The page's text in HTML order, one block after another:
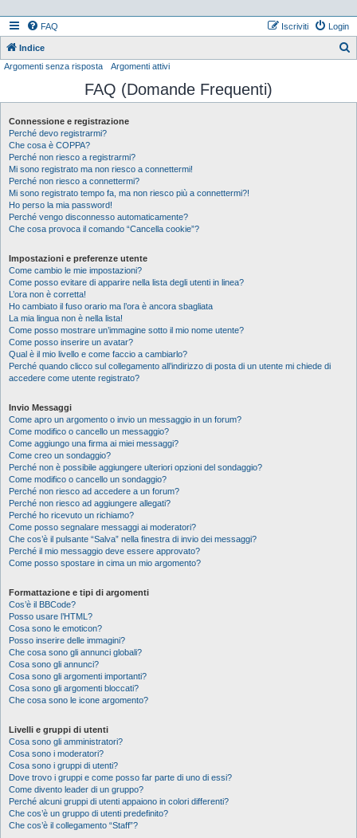
FAQ Login
Iscriviti
Indice
c
Argomenti senza risposta Argomenti attivi
FAQ (Domande Frequenti)
Connessione e registrazione
Perché devo registrarmi?
Che cosa è COPPA?
Perché non riesco a registrarmi?
Mi sono registrato ma non riesco a connettermi!
Perché non riesco a connettermi?
Mi sono registrato tempo fa, ma non riesco più a connettermi?!
Ho perso la mia password!
Perché vengo disconnesso automaticamente?
Che cosa provoca il comando “Cancella cookie”?
Impostazioni e preferenze utente
Come cambio le mie impostazioni?
Come posso evitare di apparire nella lista degli utenti in linea?
L’ora non è corretta!
Ho cambiato il fuso orario ma l’ora è ancora sbagliata
La mia lingua non è nella lista!
Come posso mostrare un’immagine sotto il mio nome utente?
Come posso inserire un avatar?
Qual è il mio livello e come faccio a cambiarlo?
Perché quando clicco sul collegamento all’indirizzo di posta di un utente mi chiede di
accedere come utente registrato?
Invio Messaggi
Come apro un argomento o invio un messaggio in un forum?
Come modifico o cancello un messaggio?
Come aggiungo una firma ai miei messaggi?
Come creo un sondaggio?
Perché non è possibile aggiungere ulteriori opzioni del sondaggio?
Come modifico o cancello un sondaggio?
Perché non riesco ad accedere a un forum?
Perché non riesco ad aggiungere allegati?
Perché ho ricevuto un richiamo?
Come posso segnalare messaggi ai moderatori?
Che cos’è il pulsante “Salva” nella finestra di invio dei messaggi?
Perché il mio messaggio deve essere approvato?
Come posso spostare in cima un mio argomento?
Formattazione e tipi di argomenti
Cos’è il BBCode?
Posso usare l’HTML?
Cosa sono le emoticon?
Posso inserire delle immagini?
Che cosa sono gli annunci globali?
Cosa sono gli annunci?
Cosa sono gli argomenti importanti?
Cosa sono gli argomenti bloccati?
Che cosa sono le icone argomento?
Livelli e gruppi di utenti
Cosa sono gli amministratori?
Cosa sono i moderatori?
Cosa sono i gruppi di utenti?
Dove trovo i gruppi e come posso far parte di uno di essi?
Come divento leader di un gruppo?
Perché alcuni gruppi di utenti appaiono in colori differenti?
Che cos’è un gruppo di utenti predefinito?
Che cos’è il collegamento “Staff”?